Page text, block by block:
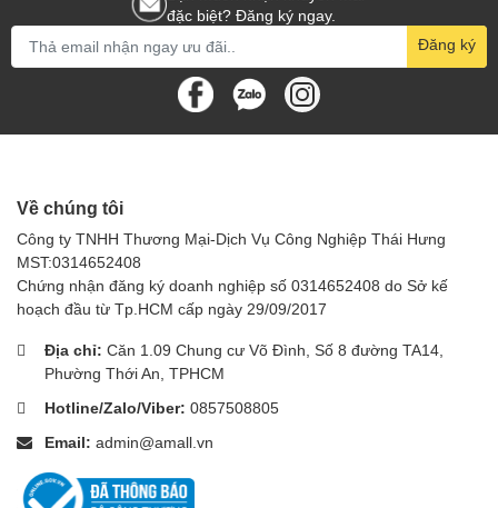
đặc biệt? Đăng ký ngay.
Đăng ký
Về chúng tôi
Công ty TNHH Thương Mại-Dịch Vụ Công Nghiệp Thái Hưng
MST:0314652408
Chứng nhận đăng ký doanh nghiệp số 0314652408 do Sở kế
hoạch đầu từ Tp.HCM cấp ngày 29/09/2017
Địa chỉ: Căn 1.09 Chung cư Võ Đình, Số 8 đường TA14,
Phường Thới An, TPHCM
Hotline/Zalo/Viber: 0857508805
Email: admin@amall.vn